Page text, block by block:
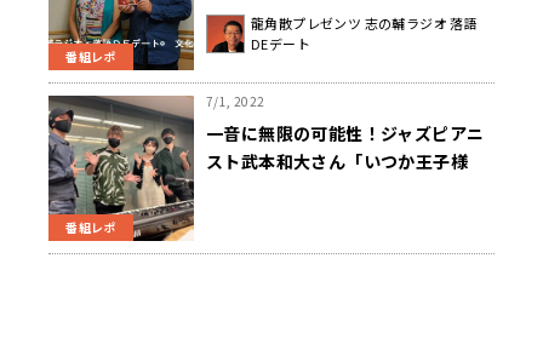
番組レポ
龍角散プレゼンツ 志の輔ラジオ 落語
DEデート
番組レポ
7/1, 2022
一音に無限の可能性！ジャズピアニ
スト武本和大さん「いつか王子様